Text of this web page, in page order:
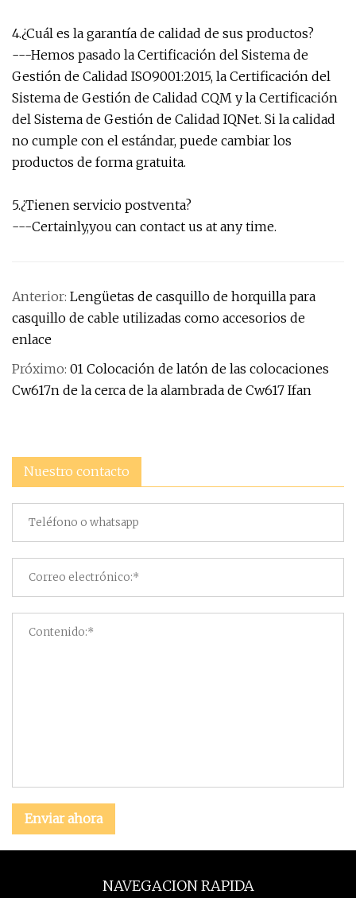
4.¿Cuál es la garantía de calidad de sus productos?
---Hemos pasado la Certificación del Sistema de
Gestión de Calidad ISO9001:2015, la Certificación del
Sistema de Gestión de Calidad CQM y la Certificación
del Sistema de Gestión de Calidad IQNet. Si la calidad
no cumple con el estándar, puede cambiar los
productos de forma gratuita.
5.¿Tienen servicio postventa?
---Certainly,you can contact us at any time.
Anterior: Lengüetas de casquillo de horquilla para
casquillo de cable utilizadas como accesorios de
enlace
Próximo: 01 Colocación de latón de las colocaciones
Cw617n de la cerca de la alambrada de Cw617 Ifan
Nuestro contacto
Enviar ahora
NAVEGACION RAPIDA